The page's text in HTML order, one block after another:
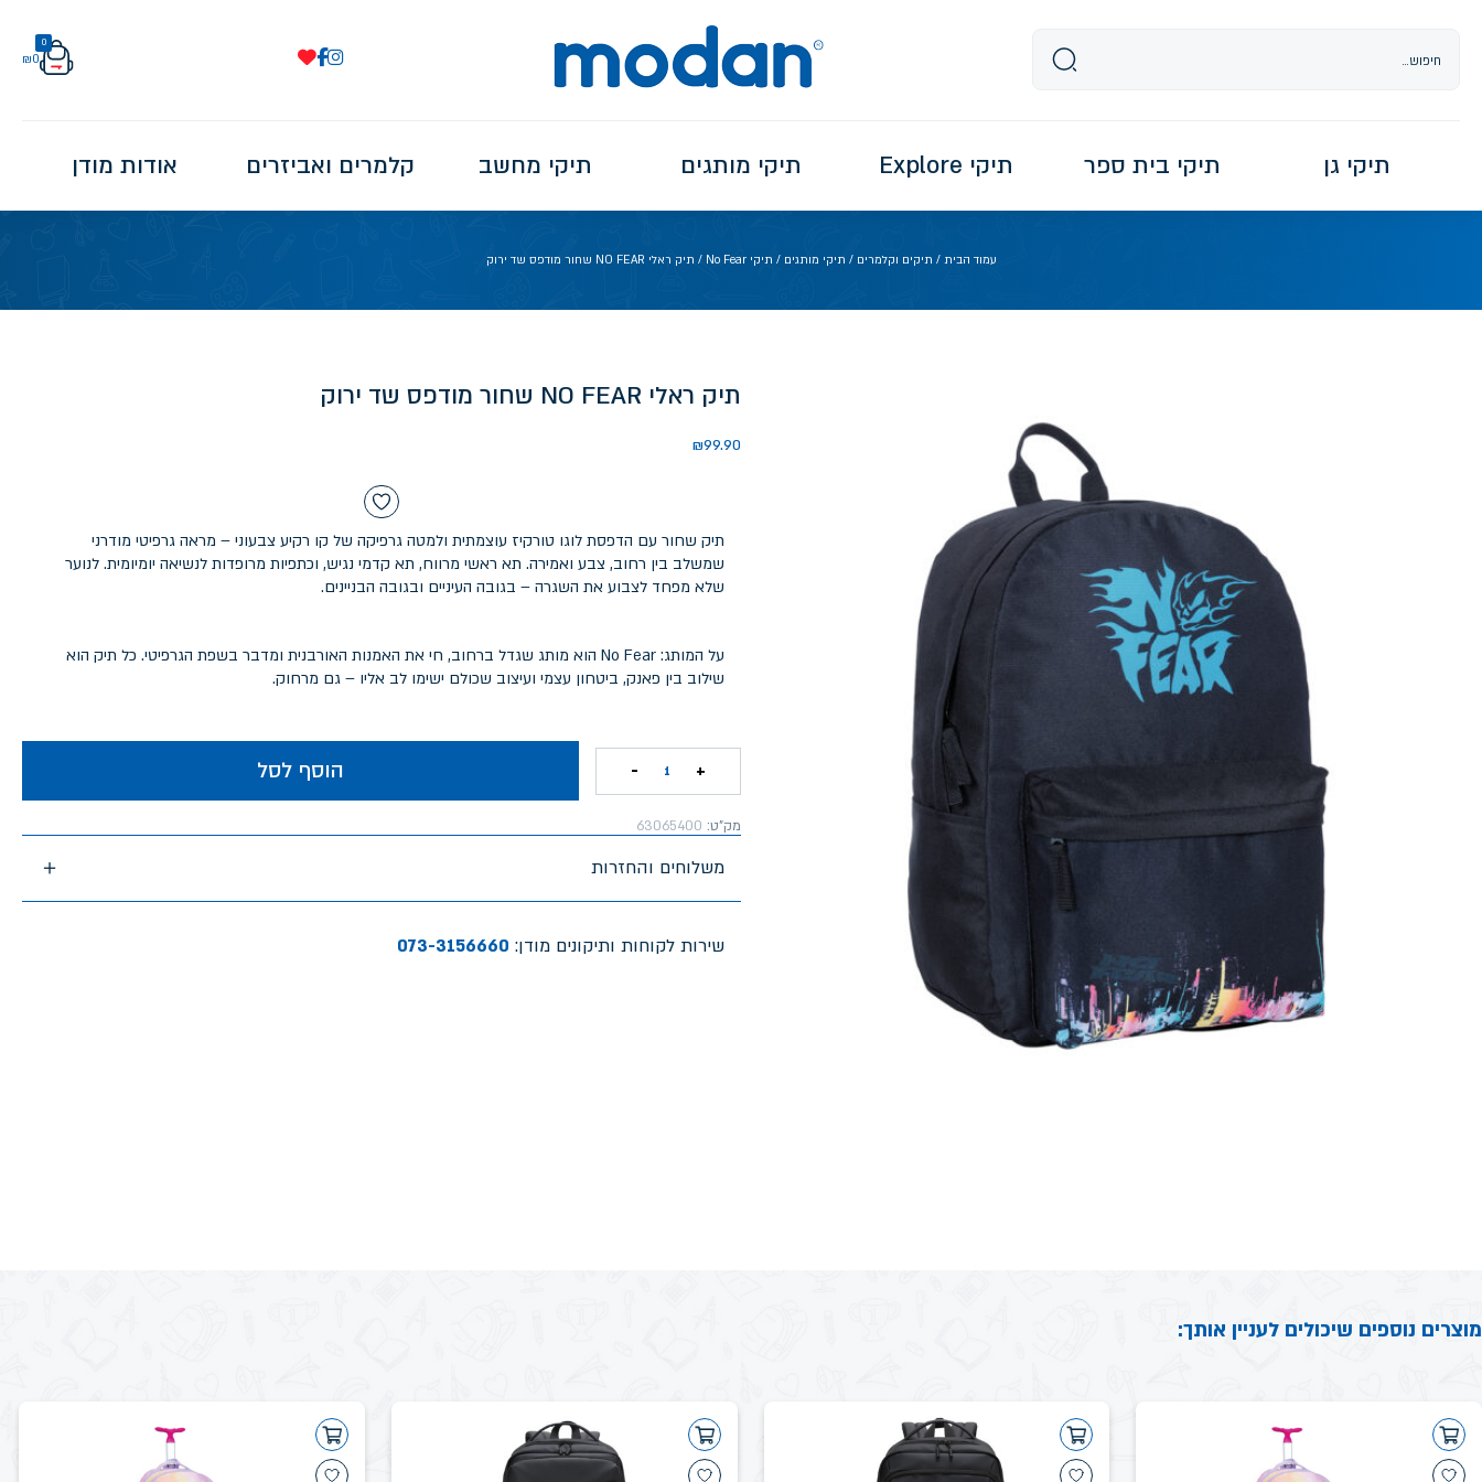
0
₪0
תיקי גן תיקי בית ספר תיקי Explore תיקי מותגים תיקי מחשב קלמרים ואביזרים אודות מודן
עמוד הבית / תיקים וקלמרים / תיקי מותגים / תיקי No Fear / תיק ראלי NO FEAR שחור מודפס שד ירוק
תיק ראלי NO FEAR שחור מודפס שד ירוק
₪99.90
תיק שחור עם הדפסת לוגו טורקיז עוצמתית ולמטה גרפיקה של קו רקיע צבעוני – מראה גרפיטי מודרני
שמשלב בין רחוב, צבע ואמירה. תא ראשי מרווח, תא קדמי נגיש, וכתפיות מרופדות לנשיאה יומיומית. לנוער
שלא מפחד לצבוע את השגרה – בגובה העיניים ובגובה הבניינים.
על המותג: No Fear הוא מותג שגדל ברחוב, חי את האמנות האורבנית ומדבר בשפת הגרפיטי. כל תיק הוא
שילוב בין פאנק, ביטחון עצמי ועיצוב שכולם ישימו לב אליו – גם מרחוק.
הוסף לסל +
1
-
מק"ט: 63065400
משלוחים והחזרות
שירות לקוחות ותיקונים מודן: 073-3156660
מוצרים נוספים שיכולים לעניין אותך: